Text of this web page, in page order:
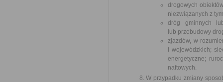
drogowych
niezwiązanych z
dróg gminnych
lub przebudowy
zjazdów, w
i wojewódzkich;
energetyczne;
naftowych.
W przypadku zmiany